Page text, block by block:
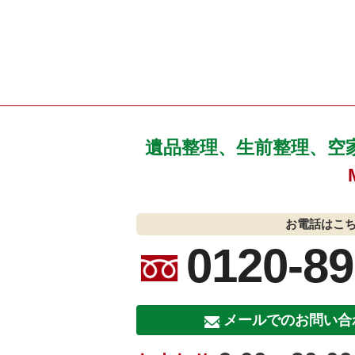
遺品整理、生前整理、
お電話はこ
0120-
メールでのお問い